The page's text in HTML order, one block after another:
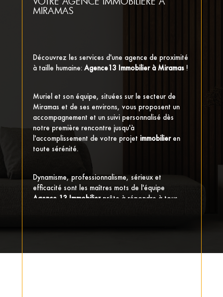
MIRAMAS
Découvrez les services d'une agence de proximité
à taille humaine: Agence13 Immobilier à Miramas !
Muriel et son équipe, situées sur le secteur de
Miramas et de ses environs, vous proposent un
accompagnement et un suivi personnalisé dès
notre première rencontre jusqu'à
l'accomplissement de votre projet immobilier en
toute sérénité.
Dynamisme, professionnalisme, sérieux et
efficacité sont les maîtres mots de l'équipe
Agence 13 Immobilierprête à répondre à tous